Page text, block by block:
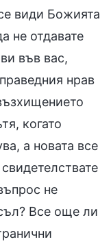
види Божията
не отдавате
във вас,
нрав
когато
а новата все
не
Все още ли